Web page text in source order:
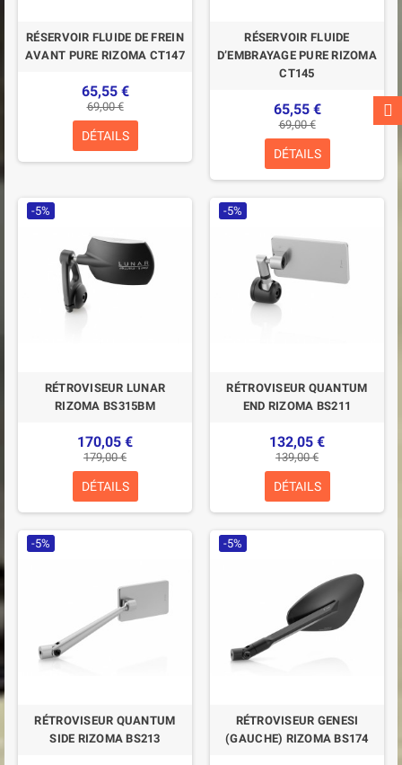
RÉSERVOIR FLUIDE DE FREIN
AVANT PURE RIZOMA CT147
65,55 €
69,00 €
DÉTAILS
RÉSERVOIR FLUIDE
D’EMBRAYAGE PURE RIZOMA
CT145
65,55 €
69,00 €
DÉTAILS
-5%
RÉTROVISEUR LUNAR
RIZOMA BS315BM
170,05 €
179,00 €
DÉTAILS
-5%
RÉTROVISEUR QUANTUM
END RIZOMA BS211
132,05 €
139,00 €
DÉTAILS
-5%
RÉTROVISEUR QUANTUM
SIDE RIZOMA BS213
-5%
RÉTROVISEUR GENESI
(GAUCHE) RIZOMA BS174